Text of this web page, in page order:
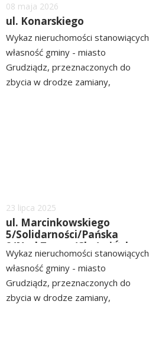
Dodano
08 maja 2026
ul. Konarskiego
Wykaz nieruchomości stanowiących
własność gminy - miasto
Grudziądz, przeznaczonych do
zbycia w drodze zamiany,
Dodano
23 lipca 2025
ul. Marcinkowskiego
5/Solidarności/Pańska
2/Nad Torem/ChełmiŃska
91/ Szosa Toruńska
Wykaz nieruchomości stanowiących
własność gminy - miasto
Grudziądz, przeznaczonych do
zbycia w drodze zamiany,